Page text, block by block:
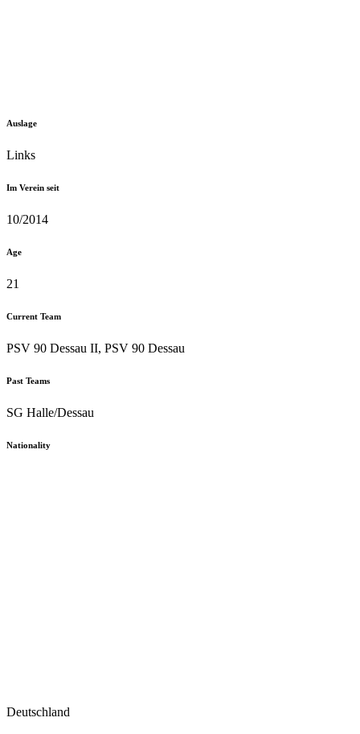
Auslage
Links
Im Verein seit
10/2014
Age
21
Current Team
PSV 90 Dessau II, PSV 90 Dessau
Past Teams
SG Halle/Dessau
Nationality
Deutschland